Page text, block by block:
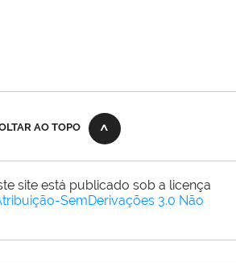
AO TOPO
site está publicado sob a licença
SemDerivações 3.0 Não